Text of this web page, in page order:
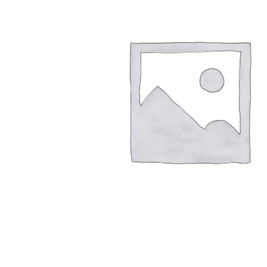
Arbres fruitiers
Plantes méditerranéennes et exotiques
Plantes
Plantes
Plantes
Plantes
Plantes